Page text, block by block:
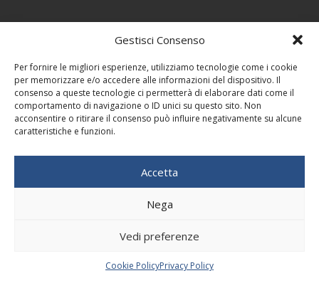
Gestisci Consenso
Per fornire le migliori esperienze, utilizziamo tecnologie come i cookie
per memorizzare e/o accedere alle informazioni del dispositivo. Il
consenso a queste tecnologie ci permetterà di elaborare dati come il
comportamento di navigazione o ID unici su questo sito. Non
acconsentire o ritirare il consenso può influire negativamente su alcune
caratteristiche e funzioni.
Accetta
Nega
Vedi preferenze
Cookie PolicyPrivacy Policy